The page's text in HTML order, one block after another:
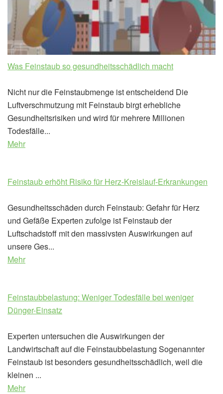
Was Feinstaub so gesundheitsschädlich macht
Nicht nur die Feinstaubmenge ist entscheidend Die
Luftverschmutzung mit Feinstaub birgt erhebliche
Gesundheitsrisiken und wird für mehrere Millionen
Todesfälle...
Mehr
Feinstaub erhöht Risiko für Herz-Kreislauf-Erkrankungen
Gesundheitsschäden durch Feinstaub: Gefahr für Herz
und Gefäße Experten zufolge ist Feinstaub der
Luftschadstoff mit den massivsten Auswirkungen auf
unsere Ges...
Mehr
Feinstaubbelastung: Weniger Todesfälle bei weniger
Dünger-Einsatz
Experten untersuchen die Auswirkungen der
Landwirtschaft auf die Feinstaubbelastung Sogenannter
Feinstaub ist besonders gesundheitsschädlich, weil die
kleinen ...
Mehr